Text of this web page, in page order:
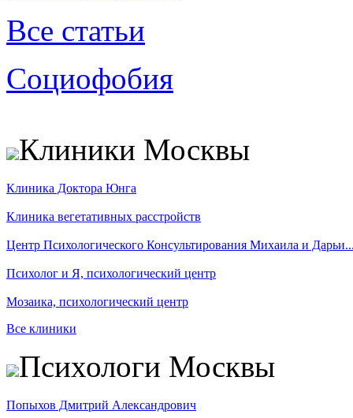
Все статьи
Социофобия
Клиники Москвы
Клиника Доктора Юнга
Клиника вегетативных расстройств
Центр Психологического Консультирования Михаила и
Психолог и Я, психологический центр
Мозаика, психологический центр
Все клиники
Психологи Москвы
Попыхов Дмитрий Александрович